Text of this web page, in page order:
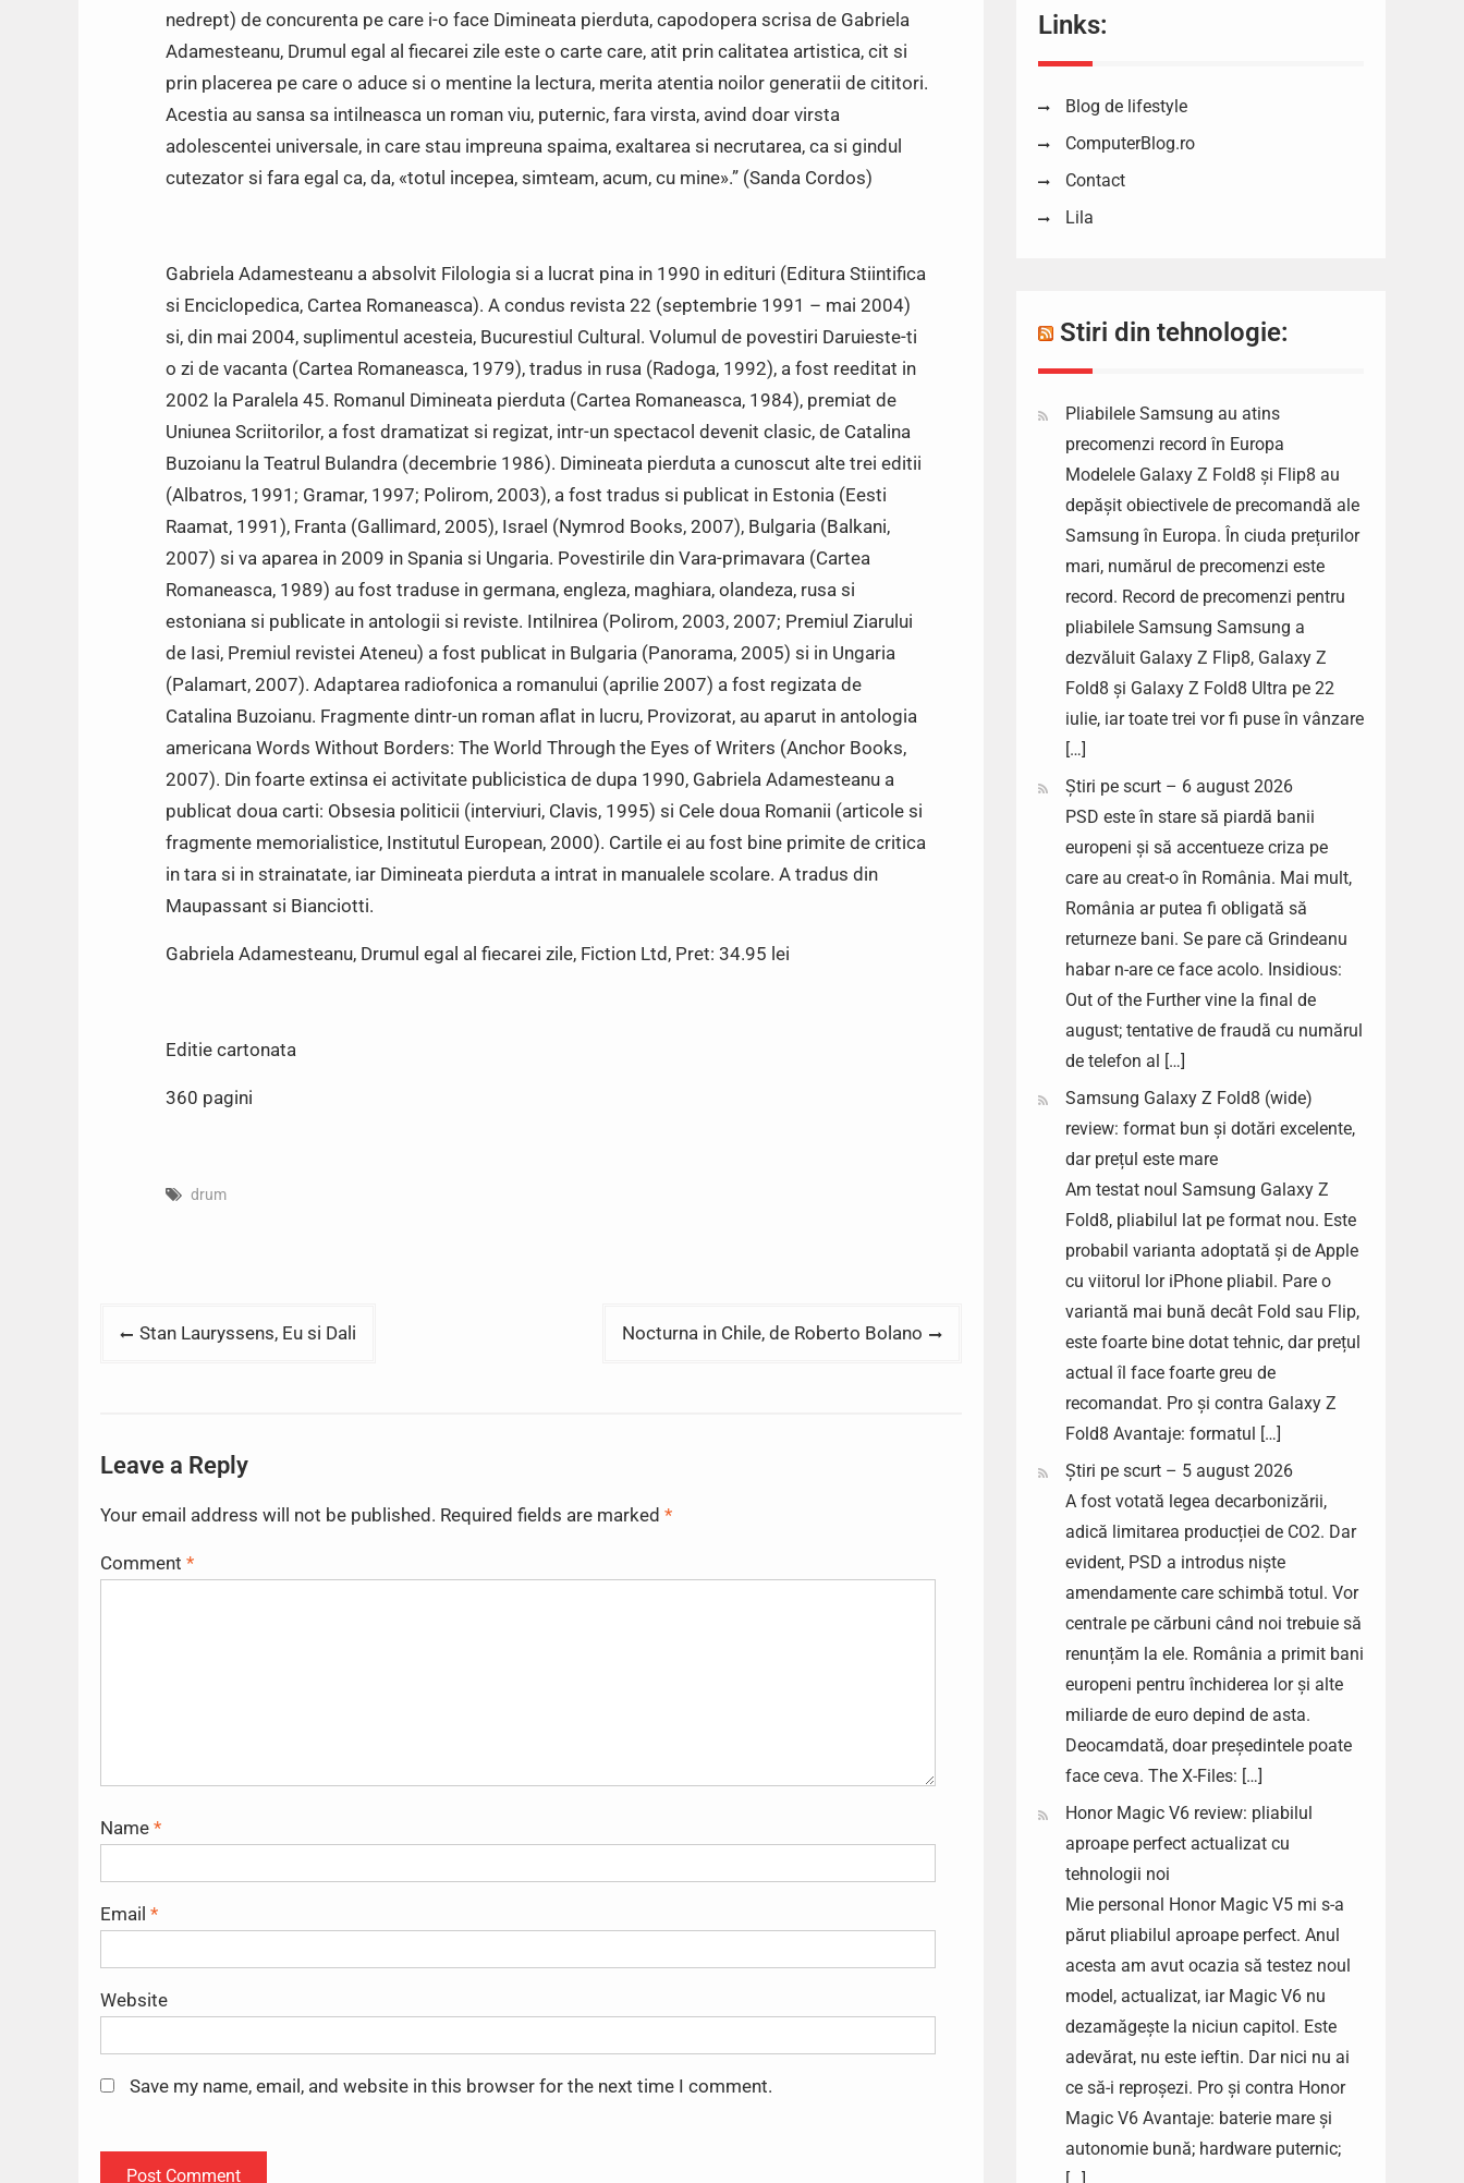
nedrept) de concurenta pe care i-o face Dimineata pierduta, capodopera scrisa de Gabriela
Adamesteanu, Drumul egal al fiecarei zile este o carte care, atit prin calitatea artistica, cit si
prin placerea pe care o aduce si o mentine la lectura, merita atentia noilor generatii de cititori.
Acestia au sansa sa intilneasca un roman viu, puternic, fara virsta, avind doar virsta
adolescentei universale, in care stau impreuna spaima, exaltarea si necrutarea, ca si gindul
cutezator si fara egal ca, da, «totul incepea, simteam, acum, cu mine».” (Sanda Cordos)
Gabriela Adamesteanu a absolvit Filologia si a lucrat pina in 1990 in edituri (Editura Stiintifica
si Enciclopedica, Cartea Romaneasca). A condus revista 22 (septembrie 1991 – mai 2004)
si, din mai 2004, suplimentul acesteia, Bucurestiul Cultural. Volumul de povestiri Daruieste-ti
o zi de vacanta (Cartea Romaneasca, 1979), tradus in rusa (Radoga, 1992), a fost reeditat in
2002 la Paralela 45. Romanul Dimineata pierduta (Cartea Romaneasca, 1984), premiat de
Uniunea Scriitorilor, a fost dramatizat si regizat, intr-un spectacol devenit clasic, de Catalina
Buzoianu la Teatrul Bulandra (decembrie 1986). Dimineata pierduta a cunoscut alte trei editii
(Albatros, 1991; Gramar, 1997; Polirom, 2003), a fost tradus si publicat in Estonia (Eesti
Raamat, 1991), Franta (Gallimard, 2005), Israel (Nymrod Books, 2007), Bulgaria (Balkani,
2007) si va aparea in 2009 in Spania si Ungaria. Povestirile din Vara-primavara (Cartea
Romaneasca, 1989) au fost traduse in germana, engleza, maghiara, olandeza, rusa si
estoniana si publicate in antologii si reviste. Intilnirea (Polirom, 2003, 2007; Premiul Ziarului
de Iasi, Premiul revistei Ateneu) a fost publicat in Bulgaria (Panorama, 2005) si in Ungaria
(Palamart, 2007). Adaptarea radiofonica a romanului (aprilie 2007) a fost regizata de
Catalina Buzoianu. Fragmente dintr-un roman aflat in lucru, Provizorat, au aparut in antologia
americana Words Without Borders: The World Through the Eyes of Writers (Anchor Books,
2007). Din foarte extinsa ei activitate publicistica de dupa 1990, Gabriela Adamesteanu a
publicat doua carti: Obsesia politicii (interviuri, Clavis, 1995) si Cele doua Romanii (articole si
fragmente memorialistice, Institutul European, 2000). Cartile ei au fost bine primite de critica
in tara si in strainatate, iar Dimineata pierduta a intrat in manualele scolare. A tradus din
Maupassant si Bianciotti.
Gabriela Adamesteanu, Drumul egal al fiecarei zile, Fiction Ltd, Pret: 34.95 lei
Editie cartonata
360 pagini
drum
PostStan Lauryssens, Eu si Dali Nocturna in Chile, de Roberto Bolano
Leave a Reply
Your email address will not be published. Required fields are marked *
Comment *
Name *
Email *
Website
Save my name, email, and website in this browser for the next time I comment.
Links:
Blog de lifestyle
ComputerBlog.ro
Contact
Lila
Stiri din tehnologie:
Pliabilele Samsung au atins
precomenzi record în Europa
Modelele Galaxy Z Fold8 și Flip8 au
depășit obiectivele de precomandă ale
Samsung în Europa. În ciuda prețurilor
mari, numărul de precomenzi este
record. Record de precomenzi pentru
pliabilele Samsung Samsung a
dezvăluit Galaxy Z Flip8, Galaxy Z
Fold8 și Galaxy Z Fold8 Ultra pe 22
iulie, iar toate trei vor fi puse în vânzare
[…]
Știri pe scurt – 6 august 2026
PSD este în stare să piardă banii
europeni și să accentueze criza pe
care au creat-o în România. Mai mult,
România ar putea fi obligată să
returneze bani. Se pare că Grindeanu
habar n-are ce face acolo. Insidious:
Out of the Further vine la final de
august; tentative de fraudă cu numărul
de telefon al […]
Samsung Galaxy Z Fold8 (wide)
review: format bun și dotări excelente,
dar prețul este mare
Am testat noul Samsung Galaxy Z
Fold8, pliabilul lat pe format nou. Este
probabil varianta adoptată și de Apple
cu viitorul lor iPhone pliabil. Pare o
variantă mai bună decât Fold sau Flip,
este foarte bine dotat tehnic, dar prețul
actual îl face foarte greu de
recomandat. Pro și contra Galaxy Z
Fold8 Avantaje: formatul […]
Știri pe scurt – 5 august 2026
A fost votată legea decarbonizării,
adică limitarea producției de CO2. Dar
evident, PSD a introdus niște
amendamente care schimbă totul. Vor
centrale pe cărbuni când noi trebuie să
renunțăm la ele. România a primit bani
europeni pentru închiderea lor și alte
miliarde de euro depind de asta.
Deocamdată, doar președintele poate
face ceva. The X-Files: […]
Honor Magic V6 review: pliabilul
aproape perfect actualizat cu
tehnologii noi
Mie personal Honor Magic V5 mi s-a
părut pliabilul aproape perfect. Anul
acesta am avut ocazia să testez noul
model, actualizat, iar Magic V6 nu
dezamăgește la niciun capitol. Este
adevărat, nu este ieftin. Dar nici nu ai
ce să-i reproșezi. Pro și contra Honor
Magic V6 Avantaje: baterie mare și
autonomie bună; hardware puternic;